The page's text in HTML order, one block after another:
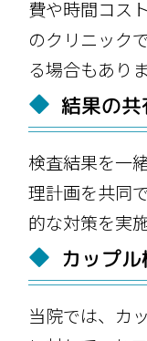
費や時間コス
のクリニック
る場合もありま
結果の
検査結果を一
理計画を共同
的な対策を実
カップ
当院では、カ